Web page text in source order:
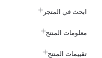
ابحث في المتجر
معلومات المنتج
تقييمات المنتج